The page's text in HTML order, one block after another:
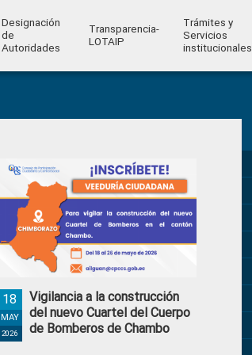
Designación
de
Autoridades
Transparencia-
LOTAIP
Trámites y
Servicios
institucionales
Vigilancia a la construcción
del nuevo Cuartel del Cuerpo
de Bomberos de Chambo
18
MAY
2026